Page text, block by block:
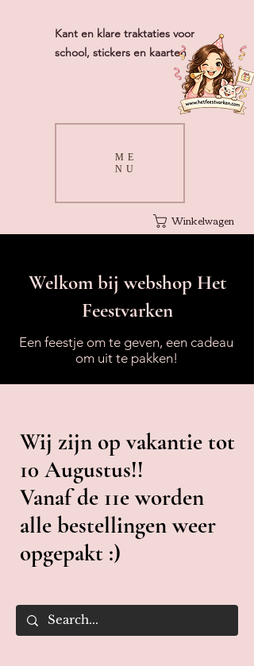
Winkelwagen
Welkom bij webshop Het
Feestvarken
Een feestje om te geven, een cadeau
om uit te pakken!
ME
NU
Kant en klare traktaties voor
school, stickers en kaarten
Wij zijn op vakantie tot
10 Augustus!!
Vanaf de 11e worden
alle bestellingen weer
opgepakt :)